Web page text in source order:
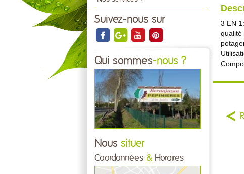
Suivez-nous sur
Qui sommes-nous ?
Nous situer
Coordonnées & Horaires
3 EN
qualité